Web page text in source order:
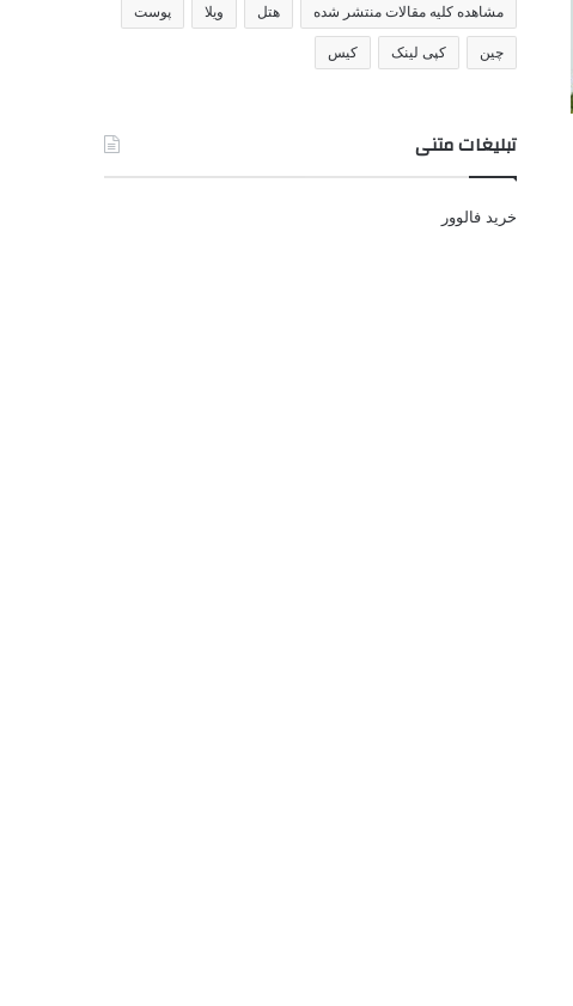
مشاهده کلیه مقالات منتشر شده هتل ویلا پوست
چین کپی لینک کیس
تبلیغات متنی
خرید فالوور